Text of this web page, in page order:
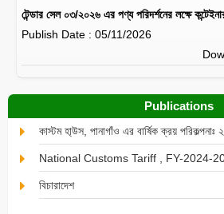
টেন্ডার সেল ০৩/২০২৬ এর পণ্য পরিদর্শনের লক্ষে
Publish Date : 05/11/2026
Publications
কাস্টম হা্উস, পানাগাঁও এর বার্ষিক ক্রয়
National Customs Tariff , FY-2024-
বিচারাদেশ